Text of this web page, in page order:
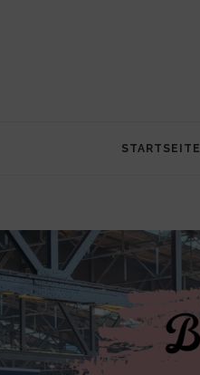
STARTSEITE